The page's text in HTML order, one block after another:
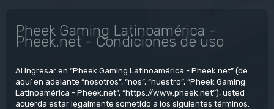
Pheek Gaming Latinoamérica -
Pheek.net - Condiciones de uso
Al ingresar en “Pheek Gaming Latinoamérica - Pheek.net” (de
aquí en adelante “nosotros”, “nos”, “nuestro”, “Pheek Gaming
Latinoamérica - Pheek.net”, “https://www.pheek.net”), usted
acuerda estar legalmente sometido a los siguientes términos.